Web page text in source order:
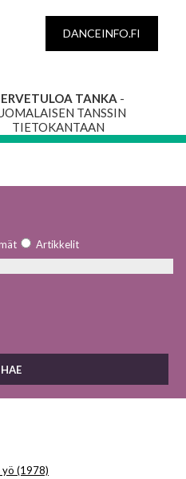
DANCEINFO.FI
TANKA -
TANSSIN
TIETOKANTAAN
Artikkelit
yö (1978)